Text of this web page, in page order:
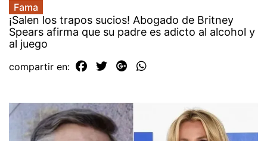
Fama
¡Salen los trapos sucios! Abogado de Britney
Spears afirma que su padre es adicto al alcohol y
al juego
compartir en: